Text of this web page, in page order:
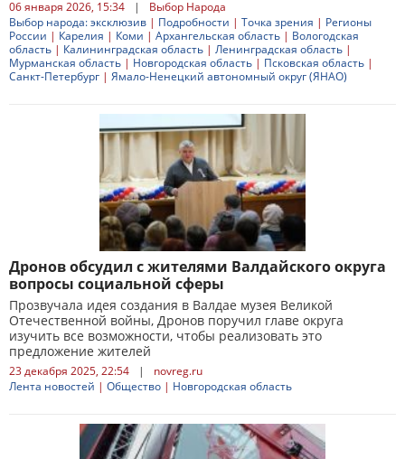
06 января 2026, 15:34 |
Выбор Народа
Выбор народа: эксклюзив | Подробности | Точка зрения | Регионы
России | Карелия | Коми | Архангельская область | Вологодская
область | Калининградская область | Ленинградская область |
Мурманская область | Новгородская область | Псковская область |
Санкт-Петербург | Ямало-Ненецкий автономный округ (ЯНАО)
Дронов обсудил с жителями Валдайского округа
вопросы социальной сферы
Прозвучала идея создания в Валдае музея Великой
Отечественной войны, Дронов поручил главе округа
изучить все возможности, чтобы реализовать это
предложение жителей
23 декабря 2025, 22:54 |
novreg.ru
Лента новостей | Общество | Новгородская область